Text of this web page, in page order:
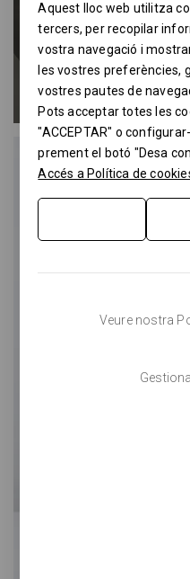
Aquest lloc web utilitza
tercers, per recopilar
vostra navegació i
les vostres preferències,
vostres pautes de
Pots acceptar totes les
"ACCEPTAR" o
prement el botó "Desa
Accés a Política de
Veure nostra